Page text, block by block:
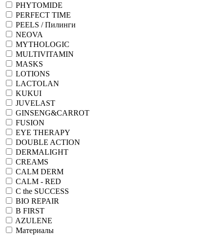
PHYTOMIDE
PERFECT TIME
PEELS / Пилинги
NEOVA
MYTHOLOGIC
MULTIVITAMIN
MASKS
LOTIONS
LACTOLAN
KUKUI
JUVELAST
GINSENG&CARROT
FUSION
EYE THERAPY
DOUBLE ACTION
DERMALIGHT
CREAMS
CALM DERM
CALM - RED
C the SUCCESS
BIO REPAIR
B FIRST
AZULENE
Материалы